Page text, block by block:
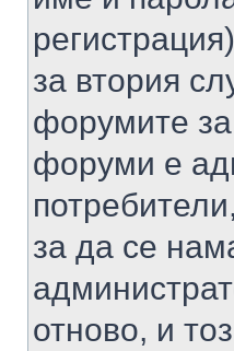
за втория
форумите
форуми е
за да се
отново, и